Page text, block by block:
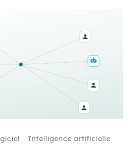
Intelligence artificielle